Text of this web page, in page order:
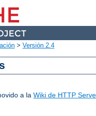
> Versión 2.4
a la Wiki de HTTP